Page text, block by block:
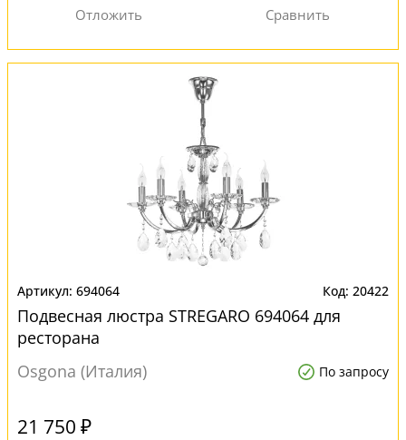
694064 20422
Подвесная люстра STREGARO 694064 для
ресторана
Osgona (Италия)
По запросу
21 750 ₽